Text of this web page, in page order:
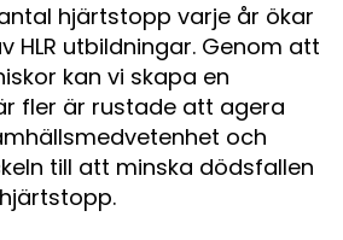
hjärtstopp varje år ökar
HLR utbildningar. Genom att
kan vi skapa en
fler är rustade att agera
och
till att minska dödsfallen